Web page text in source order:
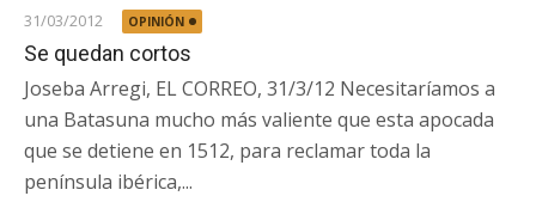
31/03/2012 OPINIÓN
Se quedan cortos
Joseba Arregi, EL CORREO, 31/3/12 Necesitaríamos a
una Batasuna mucho más valiente que esta apocada
que se detiene en 1512, para reclamar toda la
península ibérica,...